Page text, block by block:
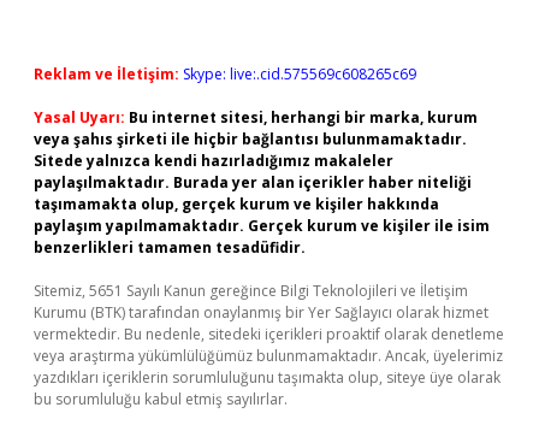
Reklam ve İletişim: Skype: live:.cid.575569c608265c69
Yasal Uyarı: Bu internet sitesi, herhangi bir marka, kurum
veya şahıs şirketi ile hiçbir bağlantısı bulunmamaktadır.
Sitede yalnızca kendi hazırladığımız makaleler
paylaşılmaktadır. Burada yer alan içerikler haber niteliği
taşımamakta olup, gerçek kurum ve kişiler hakkında
paylaşım yapılmamaktadır. Gerçek kurum ve kişiler ile isim
benzerlikleri tamamen tesadüfidir.
Sitemiz, 5651 Sayılı Kanun gereğince Bilgi Teknolojileri ve İletişim
Kurumu (BTK) tarafından onaylanmış bir Yer Sağlayıcı olarak hizmet
vermektedir. Bu nedenle, sitedeki içerikleri proaktif olarak denetleme
veya araştırma yükümlülüğümüz bulunmamaktadır. Ancak, üyelerimiz
yazdıkları içeriklerin sorumluluğunu taşımakta olup, siteye üye olarak
bu sorumluluğu kabul etmiş sayılırlar.